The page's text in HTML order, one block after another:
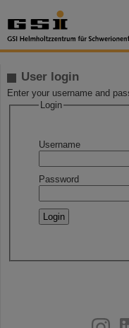
User login
Enter your username and
Login
Username
Password
youtube